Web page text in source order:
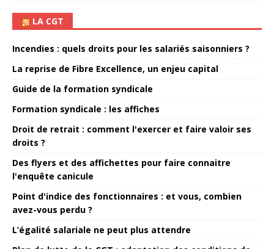
LA CGT
Incendies : quels droits pour les salariés saisonniers ?
La reprise de Fibre Excellence, un enjeu capital
Guide de la formation syndicale
Formation syndicale : les affiches
Droit de retrait : comment l'exercer et faire valoir ses
droits ?
Des flyers et des affichettes pour faire connaitre
l'enquête canicule
Point d'indice des fonctionnaires : et vous, combien
avez-vous perdu ?
L’égalité salariale ne peut plus attendre